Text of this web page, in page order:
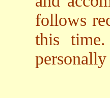
follows
this